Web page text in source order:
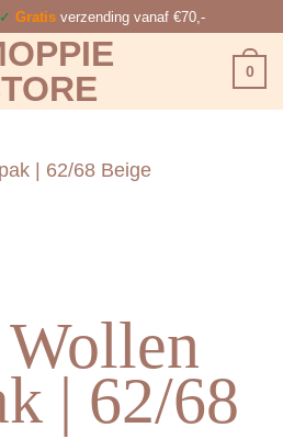
✓ Gratisverzending vanaf €70,-
0
| 62/68